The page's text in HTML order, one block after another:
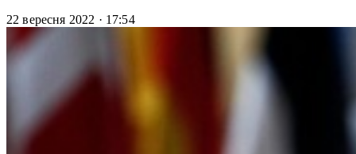
22 вересня 2022 · 17:54